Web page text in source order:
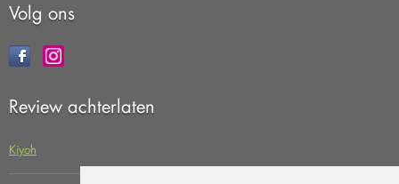
Volg ons
Review achterlaten
Kiyoh